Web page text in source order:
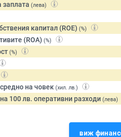
заплата (лева)
капитал (ROE) (%)
(ROA) (%)
(%)
на човек (хил. лв.)
100 лв. оперативни разходи (лева)
виж